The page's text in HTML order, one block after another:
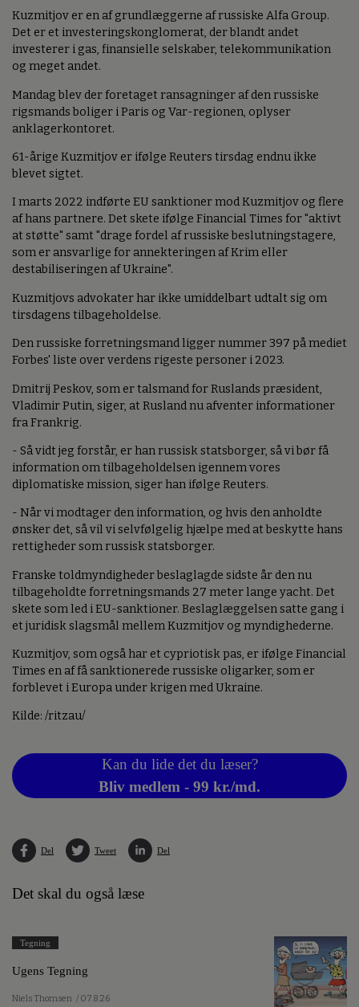
Kuzmitjov er en af grundlæggerne af russiske Alfa Group.
Det er et investeringskonglomerat, der blandt andet
investerer i gas, finansielle selskaber, telekommunikation
og meget andet.
Mandag blev der foretaget ransagninger af den russiske
rigsmands boliger i Paris og Var-regionen, oplyser
anklagerkontoret.
61-årige Kuzmitjov er ifølge Reuters tirsdag endnu ikke
blevet sigtet.
I marts 2022 indførte EU sanktioner mod Kuzmitjov og flere
af hans partnere. Det skete ifølge Financial Times for "aktivt
at støtte" samt "drage fordel af russiske beslutningstagere,
som er ansvarlige for annekteringen af Krim eller
destabiliseringen af Ukraine".
Kuzmitjovs advokater har ikke umiddelbart udtalt sig om
tirsdagens tilbageholdelse.
Den russiske forretningsmand ligger nummer 397 på mediet
Forbes' liste over verdens rigeste personer i 2023.
Dmitrij Peskov, som er talsmand for Ruslands præsident,
Vladimir Putin, siger, at Rusland nu afventer informationer
fra Frankrig.
- Så vidt jeg forstår, er han russisk statsborger, så vi bør få
information om tilbageholdelsen igennem vores
diplomatiske mission, siger han ifølge Reuters.
- Når vi modtager den information, og hvis den anholdte
ønsker det, så vil vi selvfølgelig hjælpe med at beskytte hans
rettigheder som russisk statsborger.
Franske toldmyndigheder beslaglagde sidste år den nu
tilbageholdte forretningsmands 27 meter lange yacht. Det
skete som led i EU-sanktioner. Beslaglæggelsen satte gang i
et juridisk slagsmål mellem Kuzmitjov og myndighederne.
Kuzmitjov, som også har et cypriotisk pas, er ifølge Financial
Times en af få sanktionerede russiske oligarker, som er
forblevet i Europa under krigen med Ukraine.
Kilde: /ritzau/
Kan du lide det du læser?
Bliv medlem - 99 kr./md.
Del Tweet Del
Det skal du også læse
Tegning
Ugens Tegning
Niels Thomsen / 07.8.26